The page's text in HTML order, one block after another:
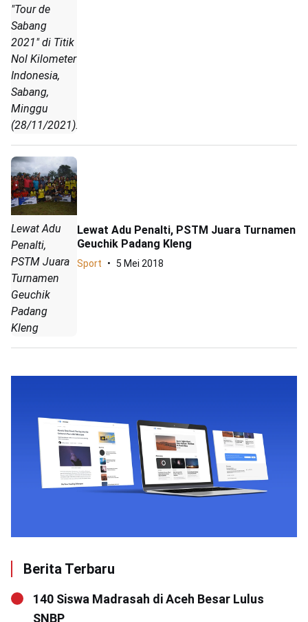
"Tour de
Sabang
2021" di Titik
Nol Kilometer
Indonesia,
Sabang,
Minggu
(28/11/2021).
Lewat Adu
Penalti,
PSTM Juara
Turnamen
Geuchik
Padang
Kleng
Lewat Adu Penalti, PSTM Juara Turnamen
Geuchik Padang Kleng
Sport 5 Mei 2018
Berita Terbaru
140 Siswa Madrasah di Aceh Besar Lulus
SNBP